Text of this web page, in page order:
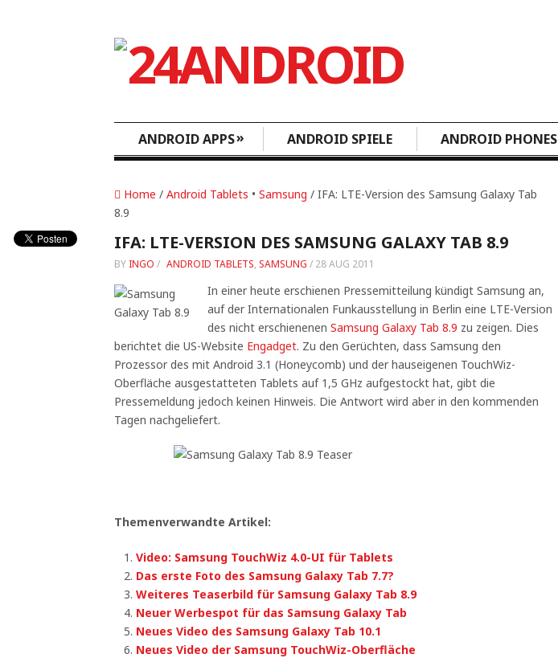
ANDROID APPS» ANDROID SPIELE ANDROID PHONES
Home / Android Tablets • Samsung / IFA: LTE-Version des Samsung Galaxy Tab
8.9
IFA: LTE-VERSION DES SAMSUNG GALAXY TAB 8.9
BY INGO / ANDROID TABLETS, SAMSUNG / 28 AUG 2011
In einer heute erschienen Pressemitteilung kündigt Samsung an,
auf der Internationalen Funkausstellung in Berlin eine LTE-Version
des nicht erschienenen Samsung Galaxy Tab 8.9 zu zeigen. Dies
berichtet die US-Website Engadget. Zu den Gerüchten, dass Samsung den
Prozessor des mit Android 3.1 (Honeycomb) und der hauseigenen TouchWiz-
Oberfläche ausgestatteten Tablets auf 1,5 GHz aufgestockt hat, gibt die
Pressemeldung jedoch keinen Hinweis. Die Antwort wird aber in den kommenden
Tagen nachgeliefert.
Themenverwandte Artikel:
Video: Samsung TouchWiz 4.0-UI für Tablets
Das erste Foto des Samsung Galaxy Tab 7.7?
Weiteres Teaserbild für Samsung Galaxy Tab 8.9
Neuer Werbespot für das Samsung Galaxy Tab
Neues Video des Samsung Galaxy Tab 10.1
Neues Video der Samsung TouchWiz-Oberfläche